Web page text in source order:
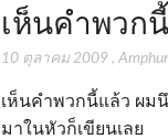
เห็นคำพวก
10 ตุลาคม 2009 , Amphur
เห็นคำพวกนี้แล้ว ผมนึ
มาในหัวก็เขียนเลย